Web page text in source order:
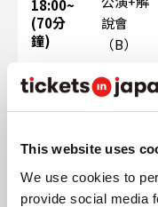
This website uses
We use cookies to
provide social media
18:00~
(70分
鐘)
說會
（B）
●1月4日(日)
時間 門票種類